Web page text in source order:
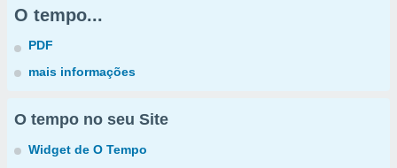
O tempo...
PDF
mais informações
O tempo no seu Site
Widget de O Tempo